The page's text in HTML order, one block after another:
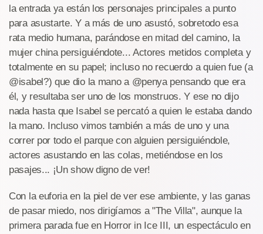
la entrada ya están los personajes principales a punto
para asustarte. Y a más de uno asustó, sobretodo esa
rata medio humana, parándose en mitad del camino, la
mujer china persiguiéndote... Actores metidos completa y
totalmente en su papel; incluso no recuerdo a quien fue (a
@isabel?) que dio la mano a @penya pensando que era
él, y resultaba ser uno de los monstruos. Y ese no dijo
nada hasta que Isabel se percató a quien le estaba dando
la mano. Incluso vimos también a más de uno y una
correr por todo el parque con alguien persiguiéndole,
actores asustando en las colas, metiéndose en los
pasajes... ¡Un show digno de ver!
Con la euforia en la piel de ver ese ambiente, y las ganas
de pasar miedo, nos dirigíamos a "The Villa", aunque la
primera parada fue en Horror in Ice III, un espectáculo en